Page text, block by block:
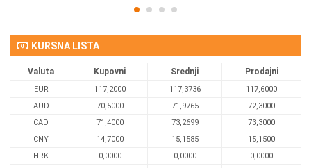
KURSNA LISTA
Valuta Kupovni Srednji Prodajni
EUR 117,2000 117,3736
117,6000
AUD
70,5000 71,9765
72,3000
CAD
71,4000 73,2699
73,3000
CNY
14,7000 15,1585
15,1500
HRK
0,0000 0,0000
0,0000